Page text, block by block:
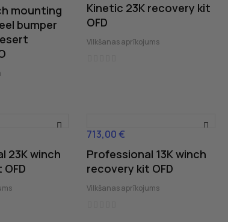
mounting
bumper
Kinetic 23K recovery kit
OFD
Vilkšanas aprīkojums
23K winch
Cena
713,00 €
Professional 13K winch
recovery kit OFD
Vilkšanas aprīkojums